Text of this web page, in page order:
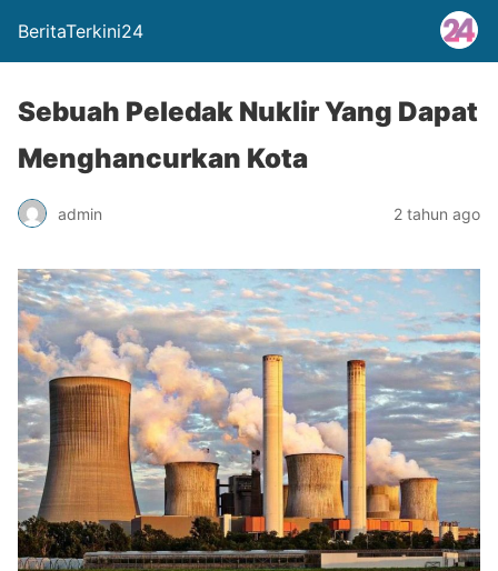
BeritaTerkini24
Sebuah Peledak Nuklir Yang Dapat
Menghancurkan Kota
admin 2 tahun ago